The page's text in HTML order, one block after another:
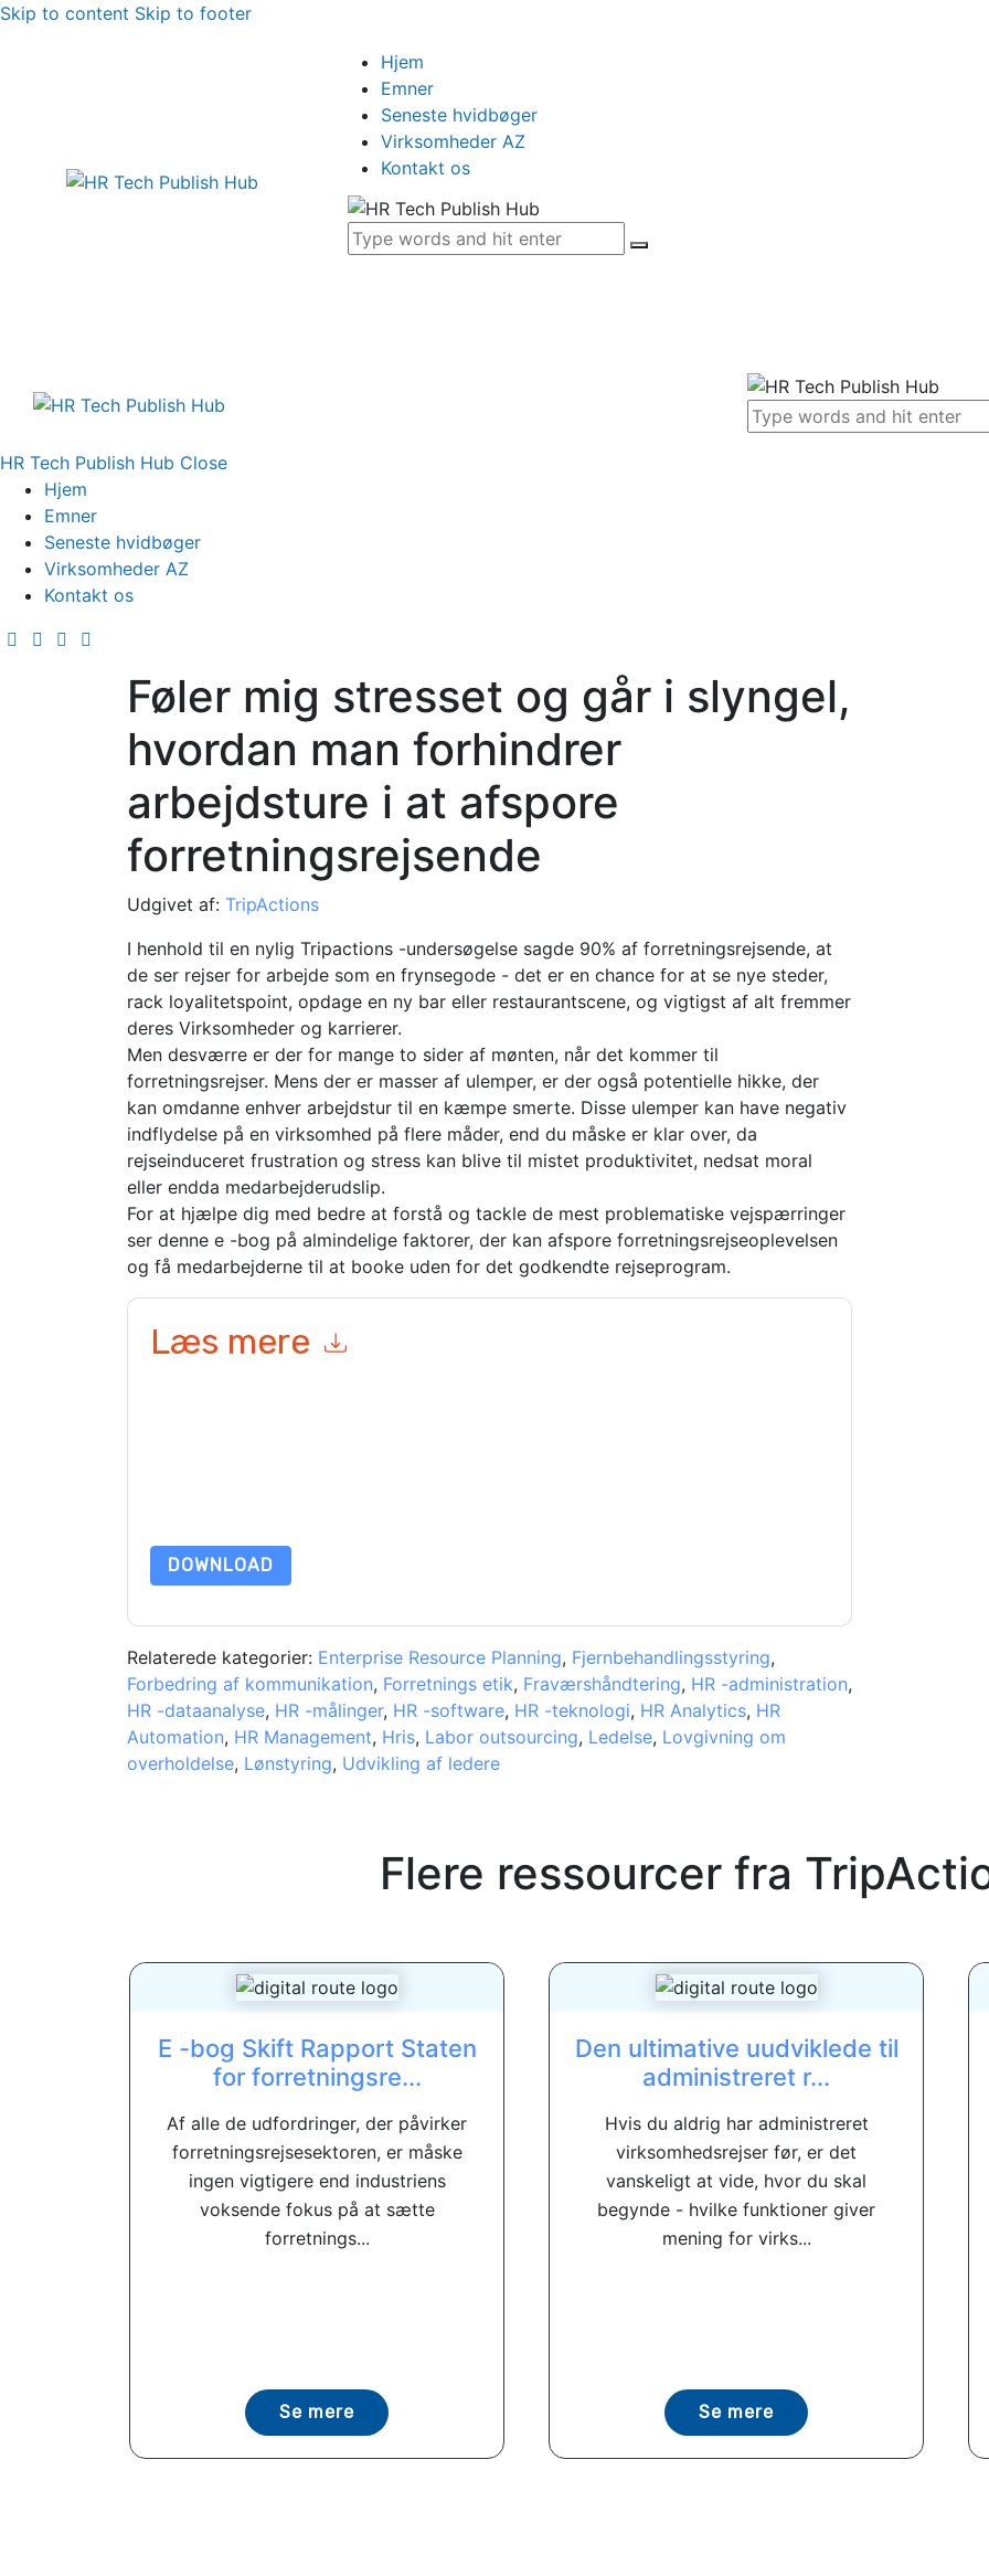
Skip to content Skip to footer
Hjem
Emner
Seneste hvidbøger
Virksomheder AZ
Kontakt os
HR Tech Publish Hub Close
Hjem
Emner
Seneste hvidbøger
Virksomheder AZ
Kontakt os
Føler mig stresset og går i slyngel,
hvordan man forhindrer
arbejdsture i at afspore
forretningsrejsende
Udgivet af: TripActions
I henhold til en nylig Tripactions -undersøgelse sagde 90% af forretningsrejsende, at
de ser rejser for arbejde som en frynsegode - det er en chance for at se nye steder,
rack loyalitetspoint, opdage en ny bar eller restaurantscene, og vigtigst af alt fremmer
deres Virksomheder og karrierer.
Men desværre er der for mange to sider af mønten, når det kommer til
forretningsrejser. Mens der er masser af ulemper, er der også potentielle hikke, der
kan omdanne enhver arbejdstur til en kæmpe smerte. Disse ulemper kan have negativ
indflydelse på en virksomhed på flere måder, end du måske er klar over, da
rejseinduceret frustration og stress kan blive til mistet produktivitet, nedsat moral
eller endda medarbejderudslip.
For at hjælpe dig med bedre at forstå og tackle de mest problematiske vejspærringer
ser denne e -bog på almindelige faktorer, der kan afspore forretningsrejseoplevelsen
og få medarbejderne til at booke uden for det godkendte rejseprogram.
Læs mere
DOWNLOAD
Relaterede kategorier: Enterprise Resource Planning, Fjernbehandlingsstyring,
Forbedring af kommunikation, Forretnings etik, Fraværshåndtering, HR -administration,
HR -dataanalyse, HR -målinger, HR -software, HR -teknologi, HR Analytics, HR
Automation, HR Management, Hris, Labor outsourcing, Ledelse, Lovgivning om
overholdelse, Lønstyring, Udvikling af ledere
Flere ressourcer fra
E -bog Skift Rapport Staten
for forretningsre...
Af alle de udfordringer, der påvirker
forretningsrejsesektoren, er måske
ingen vigtigere end industriens
voksende fokus på at sætte
forretnings...
Se mere
Den ultimative uudviklede til
administreret r...
Hvis du aldrig har administreret
virksomhedsrejser før, er det
vanskeligt at vide, hvor du skal
begynde - hvilke funktioner giver
mening for virks...
Se mere